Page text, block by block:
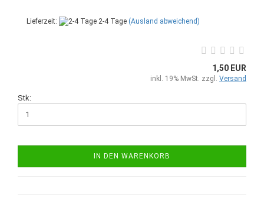
Lieferzeit: 2-4 Tage (Ausland abweichend)
1,50 EUR
inkl. 19% MwSt. zzgl. Versand
Stk:
IN DEN WARENKORB